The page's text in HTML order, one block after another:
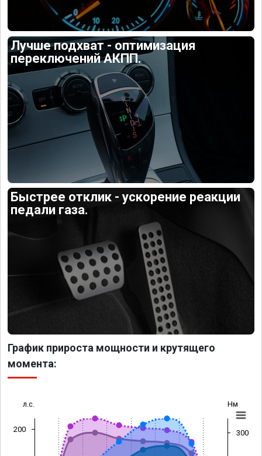
Лучше подхват - оптимизация
переключений АКПП.
Быстрее отклик - ускорение реакции
педали газа.
График прироста мощности и крутящего
момента:
л.с. Нм
200 300